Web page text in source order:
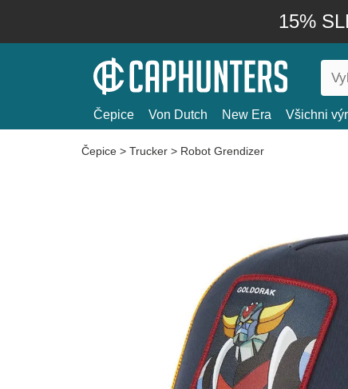
15%
Čepice Von Dutch New Era Všichni
Čepice > Trucker > Robot Grendizer